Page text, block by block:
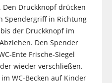
Druckknopf drücken
Spendergriff in Richtung
der Druckknopf im
Den Spender
Ente Frische-Siegel
wieder verschließen.
WC-Becken auf Kinder